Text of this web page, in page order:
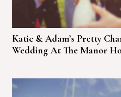
Katie & Adam’s Pretty
Wedding At The Manor